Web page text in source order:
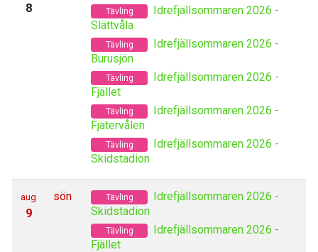
8 Tävling
Idrefjällsommaren 2026 -
Slättvåla
Tävling
Idrefjällsommaren 2026 -
Burusjön
Tävling
Idrefjällsommaren 2026 -
Fjället
Tävling
Idrefjällsommaren 2026 -
Fjätervålen
Tävling
Idrefjällsommaren 2026 -
Skidstadion
aug
9
sön Tävling
Idrefjällsommaren 2026 -
Skidstadion
Tävling
Idrefjällsommaren 2026 -
Fjället